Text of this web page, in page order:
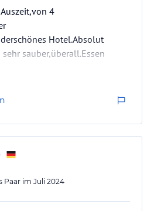
4
Hotel.Absolut
sauber,überall.Essen
Paar im Juli 2024